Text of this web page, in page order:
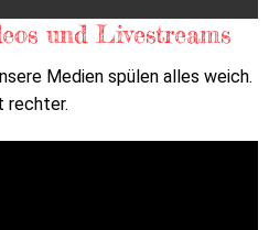
und Livestreams
Medien spülen alles weich.
rechter.